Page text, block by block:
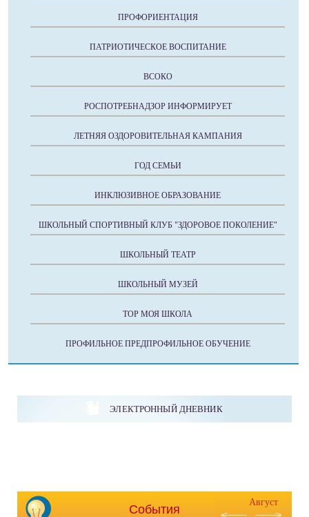
ПРОФОРИЕНТАЦИЯ
ПАТРИОТИЧЕСКОЕ ВОСПИТАНИЕ
ВСОКО
РОСПОТРЕБНАДЗОР ИНФОРМИРУЕТ
ЛЕТНЯЯ ОЗДОРОВИТЕЛЬНАЯ КАМПАНИЯ
ГОД СЕМЬИ
ИНКЛЮЗИВНОЕ ОБРАЗОВАНИЕ
ШКОЛЬНЫЙ СПОРТИВНЫЙ КЛУБ "ЗДОРОВОЕ ПОКОЛЕНИЕ"
ШКОЛЬНЫЙ ТЕАТР
ШКОЛЬНЫЙ МУЗЕЙ
ТОР МОЯ ШКОЛА
ПРОФИЛЬНОЕ ПРЕДПРОФИЛЬНОЕ ОБУЧЕНИЕ
ЭЛЕКТРОННЫЙ ДНЕВНИК
События
Август